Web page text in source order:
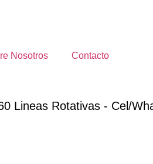
Nosotros Contacto
Lineas Rotativas - Cel/